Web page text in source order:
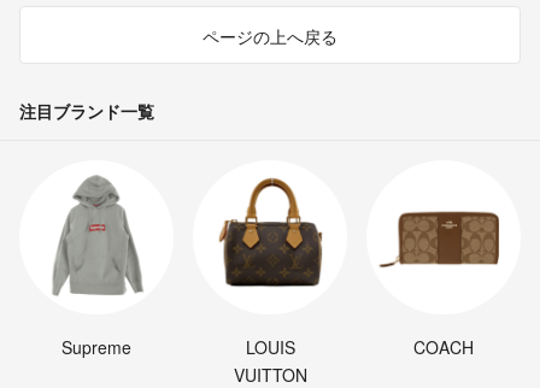
ページの上へ戻る
注目ブランド一覧
Supreme
LOUIS
VUITTON
COACH